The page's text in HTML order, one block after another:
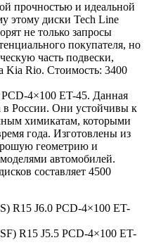
прочностью и идеальной
этому диски Tech Line
не только запросы
покупателя, но
часть подвески,
Kia Rio. Стоимость: 3400
4×100 ET-45. Данная
в России. Они устойчивы к
химикатам, которыми
года. Изготовлены из
геометрию и
автомобилей.
составляет 4500
R15 J6.0 PCD-4×100 ET-
R15 J5.5 PCD-4×100 ET-